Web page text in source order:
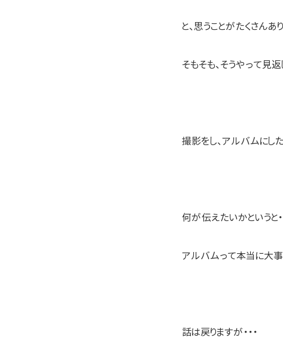
と、思うことがたくさん
そもそも、そうやって見
撮影をし、アルバムにし
何が伝えたいかというと・・
アルバムって本当に大事
話は戻りますが・・・